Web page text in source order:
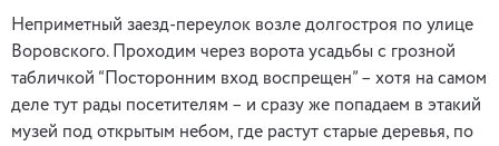
Неприметный заезд-переулок возле долгостроя по улице
Воровского. Проходим через ворота усадьбы с грозной
табличкой “Посторонним вход воспрещен” – хотя на самом
деле тут рады посетителям – и сразу же попадаем в этакий
музей под открытым небом, где растут старые деревья, по